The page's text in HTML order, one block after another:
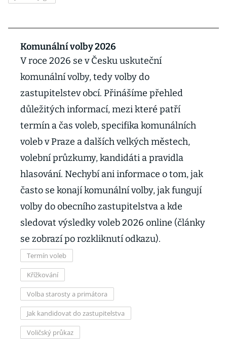
Komunální volby 2026
V roce 2026 se v Česku uskuteční
komunální volby, tedy volby do
zastupitelstev obcí. Přinášíme přehled
důležitých informací, mezi které patří
termín a čas voleb, specifika komunálních
voleb v Praze a dalších velkých městech,
volební průzkumy, kandidáti a pravidla
hlasování. Nechybí ani informace o tom, jak
často se konají komunální volby, jak fungují
volby do obecního zastupitelstva a kde
sledovat výsledky voleb 2026 online (články
se zobrazí po rozkliknutí odkazu).
Termín voleb
Křížkování
Volba starosty a primátora
Jak kandidovat do zastupitelstva
Voličský průkaz